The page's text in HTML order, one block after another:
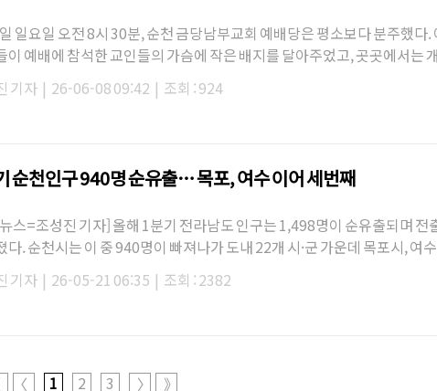
일요일 오전 8시 30분, 순천 금당남부교회 예배당은 평소보다 분주했다.
이 예배에 참석한 교인들의 가슴에 작은 배지를 달아주었고, 곳곳에서는
손에 든 모습이 눈에 띄었다.
기자 | 26-06-08 09:42 | 조회 : 924
순천인구 940명 순유출… 목포, 여수 이어 세번째
스=조성진 기자] 올해 1분기 전라남도 인구는 1,498명이 순유출되며 전
다. 순천시는 이 중 940명이 빠져나가 도내 22개 시·군 가운데 목포시, 여
번째로 큰 인구 이…
기자 | 26-05-21 06:35 | 조회 : 2382
〈 1 2 3 〉 》